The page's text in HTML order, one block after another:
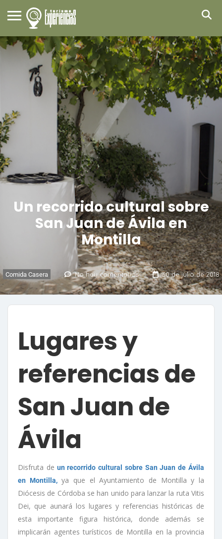
Un recorrido cultural sobre
San Juan de Ávila en
Montilla
Comida Casera No hay comentarios 30 de julio de 2018
Lugares y
referencias de
San Juan de
Ávila
Disfruta de un recorrido cultural sobre San Juan de Ávila
en Montilla,ya que el Ayuntamiento de Montilla y la
Diócesis de Córdoba se han unido para lanzar la ruta Vitis
Dei, que aunará los lugares y referencias históricas de
esta importante figura histórica, donde además se
implicarán agentes turísticos de Montilla en la provincia